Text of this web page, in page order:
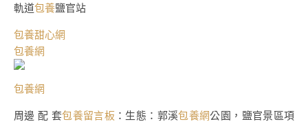
軌道包養鹽官站
包養甜心網
包養網
包養網
周邊 配 套包養留言板 ：生態：郭溪包養網公園，鹽官景區項